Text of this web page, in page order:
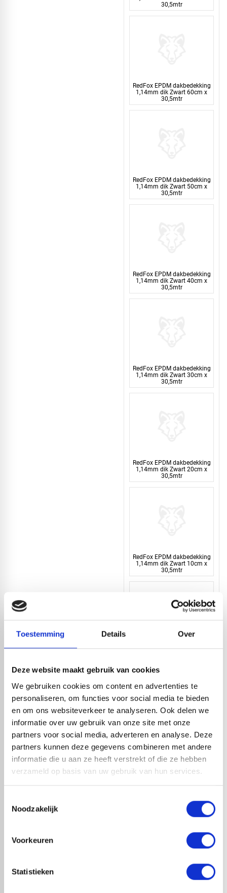
Toestemming Details Over
Deze website maakt gebruik van cookies
We gebruiken cookies om content en advertenties te
personaliseren, om functies voor social media te bieden
en om ons websiteverkeer te analyseren. Ook delen we
informatie over uw gebruik van onze site met onze
partners voor social media, adverteren en analyse. Deze
partners kunnen deze gegevens combineren met andere
informatie die u aan ze heeft verstrekt of die ze hebben
verzameld op basis van uw gebruik van hun services.
Noodzakelijk
Voorkeuren
Statistieken
30,5mtr
RedFox EPDM dakbedekking
1,14mm dik Zwart 60cm x
30,5mtr
RedFox EPDM dakbedekking
1,14mm dik Zwart 50cm x
30,5mtr
RedFox EPDM dakbedekking
1,14mm dik Zwart 40cm x
30,5mtr
RedFox EPDM dakbedekking
1,14mm dik Zwart 30cm x
30,5mtr
RedFox EPDM dakbedekking
1,14mm dik Zwart 20cm x
30,5mtr
RedFox EPDM dakbedekking
1,14mm dik Zwart 10cm x
30,5mtr
RedFox® EPDM strook |
RedFox® EPDM strook |
0,75mm dik | Zwart | 100cm
x 20 mtr
RedFox® EPDM strook |
0,75mm dik | Zwart | 95cm x